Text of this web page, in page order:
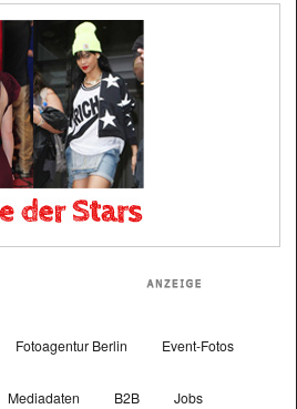
Fotoagentur Berlin Event-Fotos
Mediadaten B2B Jobs